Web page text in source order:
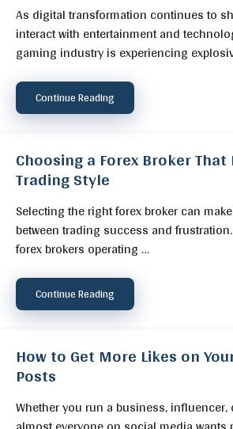
As digital transformation continues to
interact with entertainment and
gaming industry is experiencing
Continue Reading
Choosing a Forex Broker
Trading Style
Selecting the right forex broker can
between trading success and
forex brokers operating …
Continue Reading
How to Get More Likes on
Posts
Whether you run a business,